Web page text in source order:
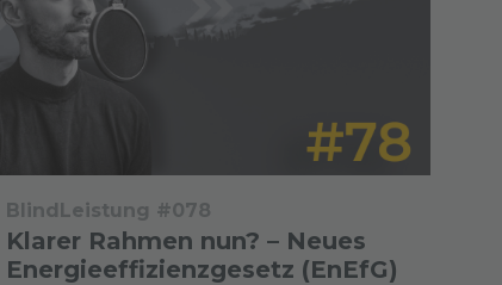
BlindLeistung #078
Klarer Rahmen nun? – Neues
Energieeffizienzgesetz (EnEfG)